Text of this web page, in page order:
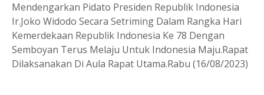
Mendengarkan Pidato Presiden Republik Indonesia
Ir.Joko Widodo Secara Setriming Dalam Rangka Hari
Kemerdekaan Republik Indonesia Ke 78 Dengan
Semboyan Terus Melaju Untuk Indonesia Maju.Rapat
Dilaksanakan Di Aula Rapat Utama.Rabu (16/08/2023)